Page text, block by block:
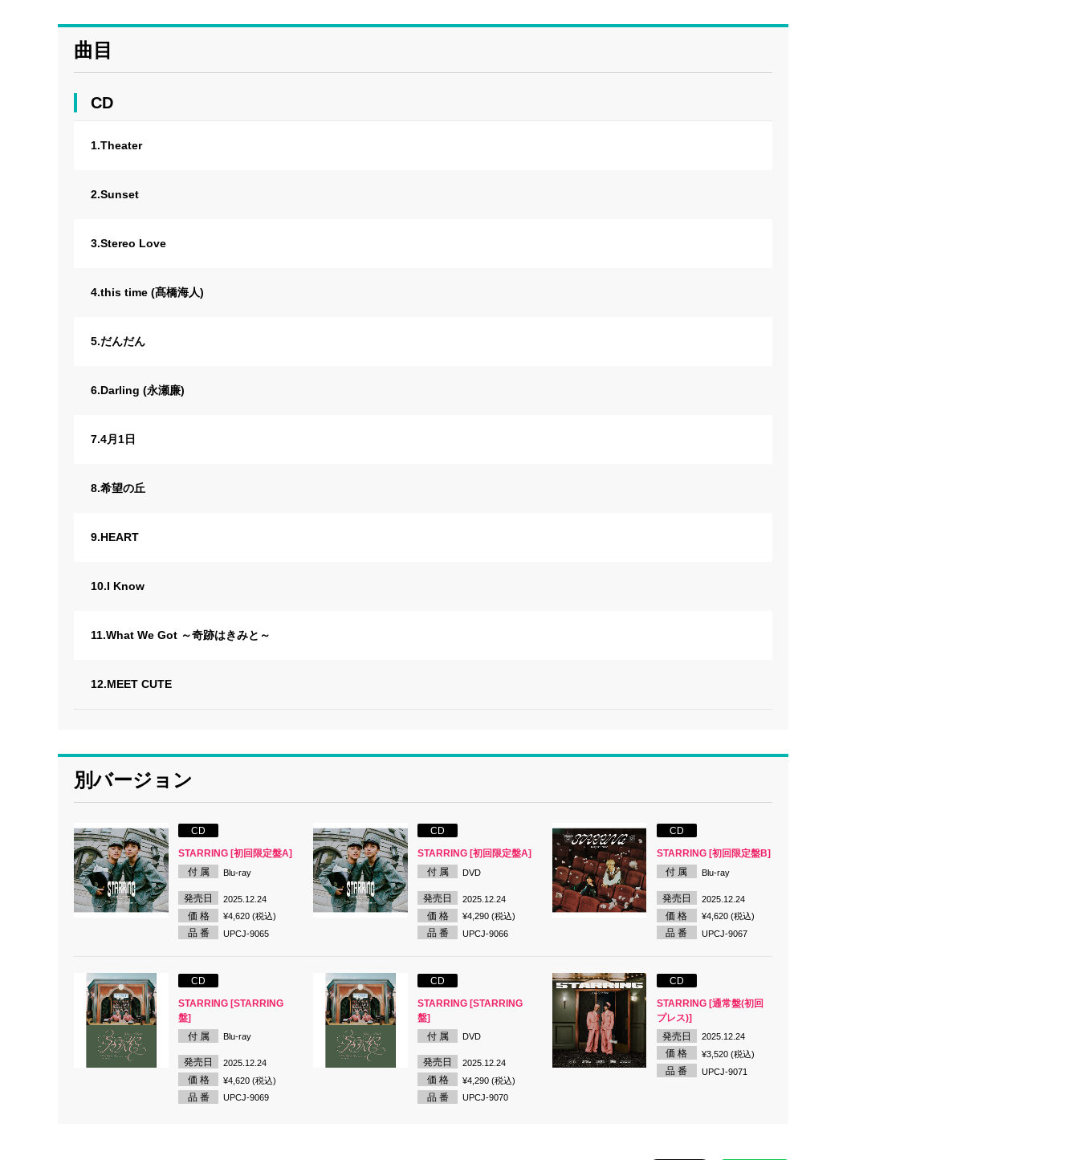
曲目
CD
1.Theater
2.Sunset
3.Stereo Love
4.this time (髙橋海人)
5.だんだん
6.Darling (永瀬廉)
7.4月1日
8.希望の丘
9.HEART
10.I Know
11.What We Got ～奇跡はきみと～
12.MEET CUTE
別バージョン
CD
STARRING [初回限定盤A]
付 属
Blu-ray
発売日 2025.12.24
価 格 ¥4,620 (税込)
品 番 UPCJ-9065
CD
STARRING [初回限定盤A]
付 属
DVD
発売日 2025.12.24
価 格 ¥4,290 (税込)
品 番 UPCJ-9066
CD
STARRING [初回限定盤B]
付 属
Blu-ray
発売日 2025.12.24
価 格 ¥4,620 (税込)
品 番 UPCJ-9067
CD
STARRING [STARRING
盤]
付 属
Blu-ray
発売日 2025.12.24
価 格 ¥4,620 (税込)
品 番 UPCJ-9069
CD
STARRING [STARRING
盤]
付 属
DVD
発売日 2025.12.24
価 格 ¥4,290 (税込)
品 番 UPCJ-9070
CD
STARRING [通常盤(初回
プレス)]
発売日
2025.12.24
価 格 ¥3,520 (税込)
品 番 UPCJ-9071